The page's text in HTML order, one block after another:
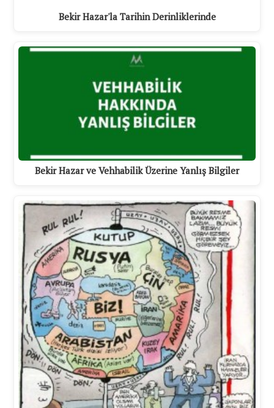
Bekir Hazar'la Tarihin Derinliklerinde
Bekir Hazar ve Vehhabilik Üzerine Yanlış Bilgiler